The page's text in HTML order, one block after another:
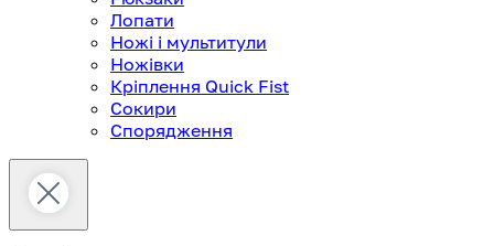
Лопати
Ножі і мультитули
Ножівки
Кріплення Quick Fist
Сокири
Спорядження